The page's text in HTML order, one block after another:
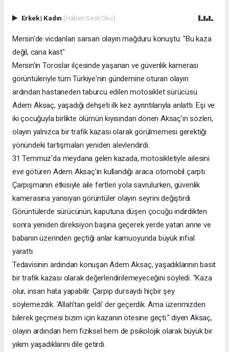
Erkek| Kadın (Haberi Sesli Oku)
Mersin'de vicdanları sarsan olayın mağduru konuştu: "Bu kaza
değil, cana kast"
Mersin'in Toroslar ilçesinde yaşanan ve güvenlik kamerası
görüntüleriyle tüm Türkiye'nin gündemine oturan olayın
ardından hastaneden taburcu edilen motosiklet sürücüsü
Adem Aksaç, yaşadığı dehşeti ilk kez ayrıntılarıyla anlattı. Eşi ve
iki çocuğuyla birlikte ölümün kıyısından dönen Aksaç'ın sözleri,
olayın yalnızca bir trafik kazası olarak görülmemesi gerektiği
yönündeki tartışmaları yeniden alevlendirdi.
31 Temmuz'da meydana gelen kazada, motosikletiyle ailesini
eve götüren Adem Aksaç'ın kullandığı araca otomobil çarptı.
Çarpışmanın etkisiyle aile fertleri yola savrulurken, güvenlik
kamerasına yansıyan görüntüler olayın seyrini değiştirdi.
Görüntülerde sürücünün, kaputuna düşen çocuğu indirdikten
sonra yeniden direksiyon başına geçerek yerde yatan anne ve
babanın üzerinden geçtiği anlar kamuoyunda büyük infial
yarattı.
Tedavisinin ardından konuşan Adem Aksaç, yaşadıklarının basit
bir trafik kazası olarak değerlendirilemeyeceğini söyledi. "Kaza
olur, insan hata yapabilir. Çarpıp dursaydı hiçbir şey
söylemezdik. 'Allah'tan geldi' der geçerdik. Ama üzerimizden
bilerek geçmesi bizim için kazanın ötesine geçti." diyen Aksaç,
olayın ardından hem fiziksel hem de psikolojik olarak büyük bir
yıkım yaşadıklarını dile getirdi.